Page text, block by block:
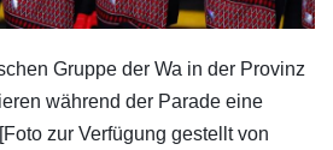
Gruppe der Wa in der Provinz
während der Parade eine
zur Verfügung gestellt von